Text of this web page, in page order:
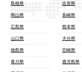
島根県
岡山県
広島県
山口県
徳島県
香川県
佐賀県
長崎県
熊本県
大分県
宮崎県
鹿児島県